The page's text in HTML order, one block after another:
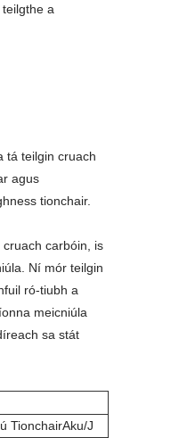
a
tá teilgin cruach
agus
tionchair.
carbóin, is
Ní mór teilgin
ró-tiubh a
meicniúla
sa stát
TionchairAku/J